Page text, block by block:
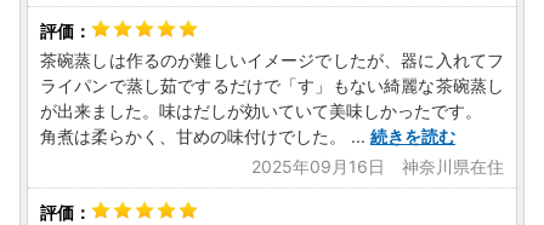
茶碗蒸しは作るのが難しいイメージでしたが、器に入れてフ
ライパンで蒸し茹でするだけで「す」もない綺麗な茶碗蒸し
が出来ました。味はだしが効いていて美味しかったです。
角煮は柔らかく、甘めの味付けでした。
... 続きを読む
2025年09月16日 神奈川県在住